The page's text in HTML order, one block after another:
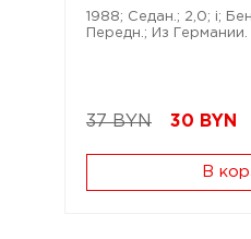
1988; Седан.; 2,0; i;
Передн.; Из Германии.
37 BYN 30 BYN
В